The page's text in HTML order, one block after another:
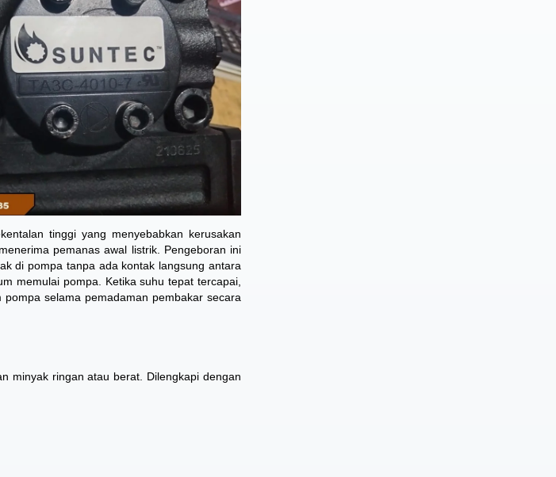
tinggi yang menyebabkan kerusakan
pemanas awal listrik. Pengeboran ini
di pompa tanpa ada kontak langsung antara
memulai pompa. Ketika suhu tepat tercapai,
selama pemadaman pembakar secara
minyak ringan atau berat. Dilengkapi dengan